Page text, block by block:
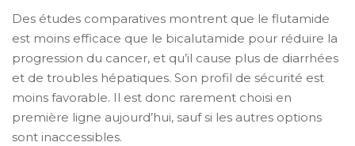
Des études comparatives montrent que le flutamide
est moins efficace que le bicalutamide pour réduire la
progression du cancer, et qu’il cause plus de diarrhées
et de troubles hépatiques. Son profil de sécurité est
moins favorable. Il est donc rarement choisi en
première ligne aujourd’hui, sauf si les autres options
sont inaccessibles.